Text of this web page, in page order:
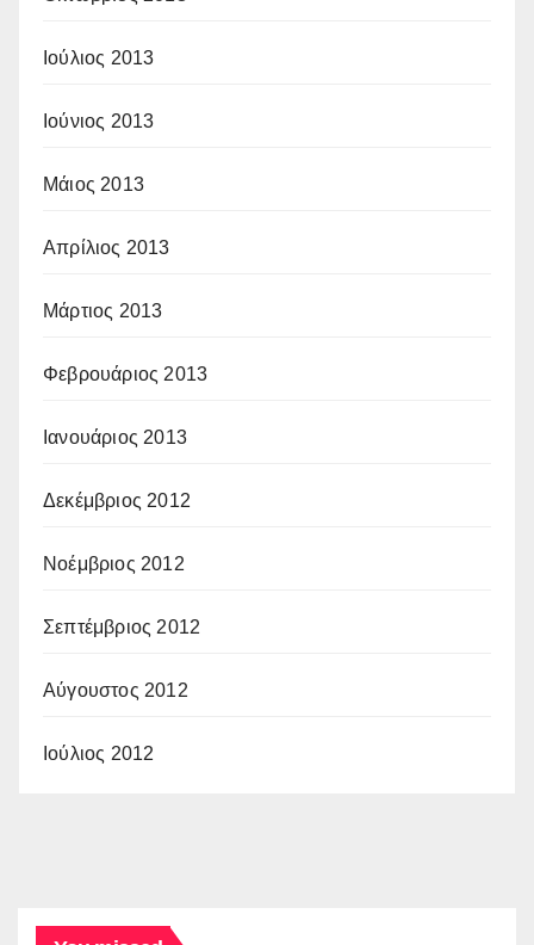
Ιούλιος 2013
Ιούνιος 2013
Μάιος 2013
Απρίλιος 2013
Μάρτιος 2013
Φεβρουάριος 2013
Ιανουάριος 2013
Δεκέμβριος 2012
Νοέμβριος 2012
Σεπτέμβριος 2012
Αύγουστος 2012
Ιούλιος 2012